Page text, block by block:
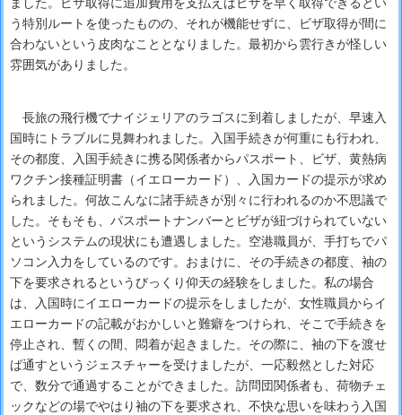
ました。ビザ取得に追加費用を支払えばビザを早く取得できるとい
う特別ルートを使ったものの、それが機能せずに、ビザ取得が間に
合わないという皮肉なこととなりました。最初から雲行きが怪しい
雰囲気がありました。
長旅の飛行機でナイジェリアのラゴスに到着しましたが、早速入
国時にトラブルに見舞われました。入国手続きが何重にも行われ、
その都度、入国手続きに携る関係者からパスポート、ビザ、黄熱病
ワクチン接種証明書（イエローカード）、入国カードの提示が求め
られました。何故こんなに諸手続きが別々に行われるのか不思議で
した。そもそも、パスポートナンバーとビザが紐づけられていない
というシステムの現状にも遭遇しました。空港職員が、手打ちでパ
ソコン入力をしているのです。おまけに、その手続きの都度、袖の
下を要求されるというびっくり仰天の経験をしました。私の場合
は、入国時にイエローカードの提示をしましたが、女性職員からイ
エローカードの記載がおかしいと難癖をつけられ、そこで手続きを
停止され、暫くの間、悶着が起きました。その際に、袖の下を渡せ
ば通すというジェスチャーを受けましたが、一応毅然とした対応
で、数分で通過することができました。訪問団関係者も、荷物チェ
ックなどの場でやはり袖の下を要求され、不快な思いを味わう入国